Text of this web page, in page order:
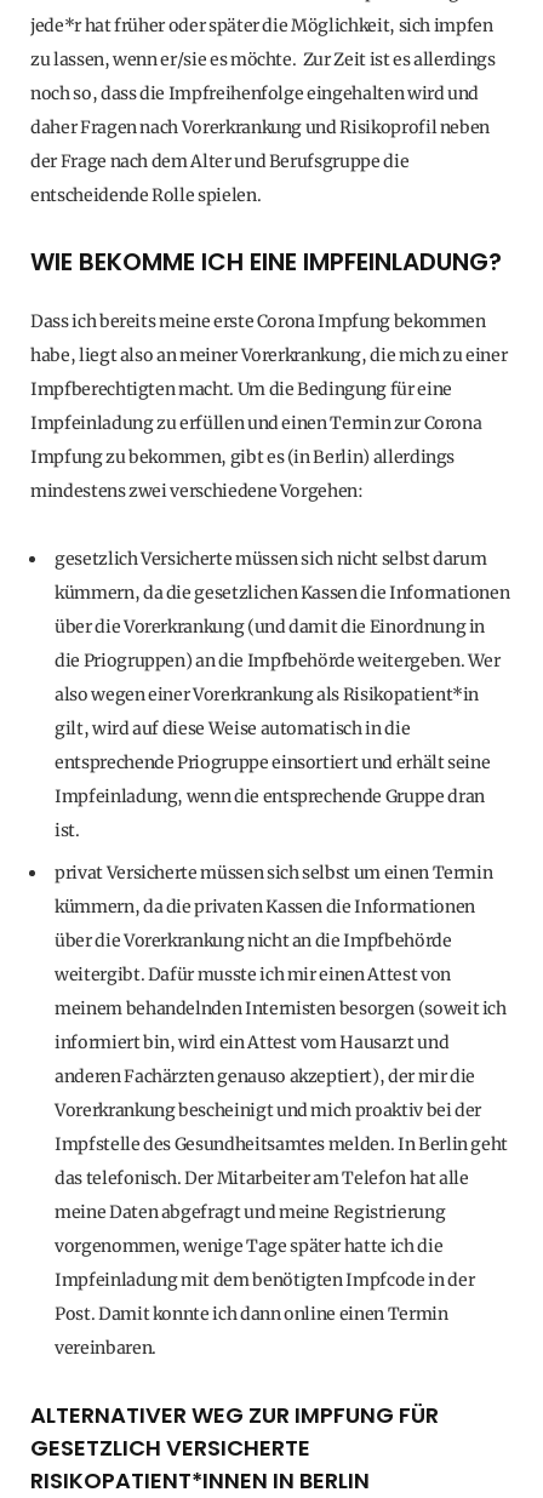
jede*r hat früher oder später die Möglichkeit, sich impfen
zu lassen, wenn er/sie es möchte. Zur Zeit ist es allerdings
noch so, dass die Impfreihenfolge eingehalten wird und
daher Fragen nach Vorerkrankung und Risikoprofil neben
der Frage nach dem Alter und Berufsgruppe die
entscheidende Rolle spielen.
WIE BEKOMME ICH EINE IMPFEINLADUNG?
Dass ich bereits meine erste Corona Impfung bekommen
habe, liegt also an meiner Vorerkrankung, die mich zu einer
Impfberechtigten macht. Um die Bedingung für eine
Impfeinladung zu erfüllen und einen Termin zur Corona
Impfung zu bekommen, gibt es (in Berlin) allerdings
mindestens zwei verschiedene Vorgehen:
gesetzlich Versicherte müssen sich nicht selbst darum
kümmern, da die gesetzlichen Kassen die Informationen
über die Vorerkrankung (und damit die Einordnung in
die Priogruppen) an die Impfbehörde weitergeben. Wer
also wegen einer Vorerkrankung als Risikopatient*in
gilt, wird auf diese Weise automatisch in die
entsprechende Priogruppe einsortiert und erhält seine
Impfeinladung, wenn die entsprechende Gruppe dran
ist.
privat Versicherte müssen sich selbst um einen Termin
kümmern, da die privaten Kassen die Informationen
über die Vorerkrankung nicht an die Impfbehörde
weitergibt. Dafür musste ich mir einen Attest von
meinem behandelnden Internisten besorgen (soweit ich
informiert bin, wird ein Attest vom Hausarzt und
anderen Fachärzten genauso akzeptiert), der mir die
Vorerkrankung bescheinigt und mich proaktiv bei der
Impfstelle des Gesundheitsamtes melden. In Berlin geht
das telefonisch. Der Mitarbeiter am Telefon hat alle
meine Daten abgefragt und meine Registrierung
vorgenommen, wenige Tage später hatte ich die
Impfeinladung mit dem benötigten Impfcode in der
Post. Damit konnte ich dann online einen Termin
vereinbaren.
ALTERNATIVER WEG ZUR IMPFUNG FÜR
GESETZLICH VERSICHERTE
RISIKOPATIENT*INNEN IN BERLIN